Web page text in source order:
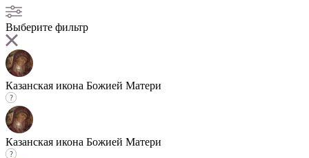
Выберите фильтр
Казанская икона Божией Матери
Казанская икона Божией Матери